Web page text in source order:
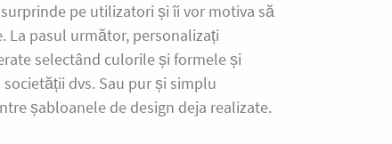
pe utilizatori și îi vor motiva să
La pasul următor, personalizați
selectând culorile și formele și
dvs. Sau pur și simplu
șabloanele de design deja realizate.